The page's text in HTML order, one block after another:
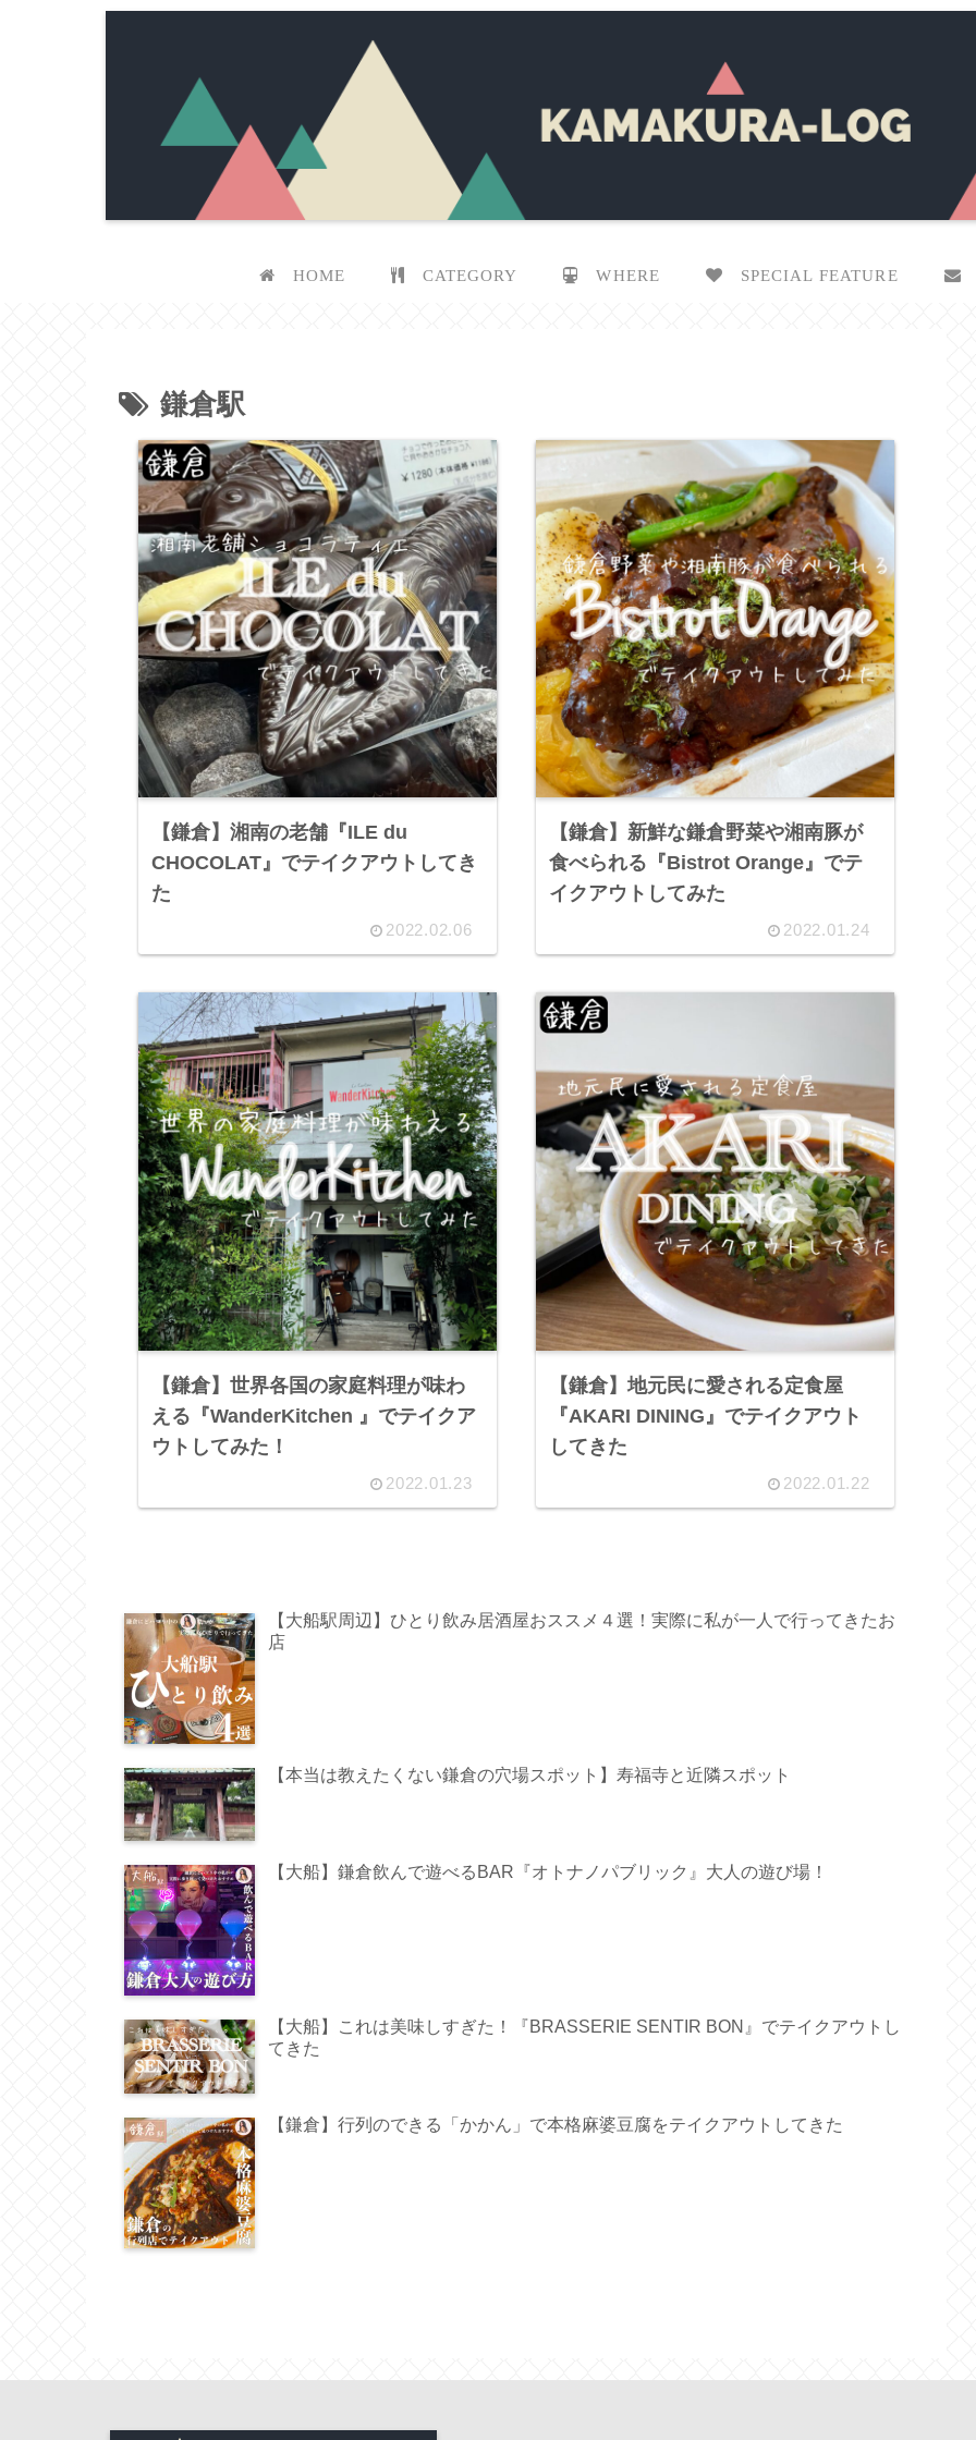
HOME CATEGORY WHERE SPECIAL FEATURE
鎌倉駅
【鎌倉】湘南の老舗『ILE du
CHOCOLAT』でテイクアウトしてき
た
2022.02.06
【鎌倉】新鮮な鎌倉野菜や湘南豚が
食べられる『Bistrot Orange』でテ
イクアウトしてみた
2022.01.24
【鎌倉】世界各国の家庭料理が味わ
える『WanderKitchen 』でテイクア
ウトしてみた！
2022.01.23
【鎌倉】地元民に愛される定食屋
『AKARI DINING』でテイクアウト
してきた
2022.01.22
【大船駅周辺】ひとり飲み居酒屋おススメ４選！実際に私が一人で行ってきたお
店
【本当は教えたくない鎌倉の穴場スポット】寿福寺と近隣スポット
【大船】鎌倉飲んで遊べるBAR『オトナノパブリック』大人の遊び場！
【大船】これは美味しすぎた！『BRASSERIE SENTIR BON』でテイクアウトし
てきた
【鎌倉】行列のできる「かかん」で本格麻婆豆腐をテイクアウトしてきた